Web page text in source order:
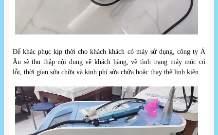
Để khác phục kịp thời cho khách khách có máy sử dụng, công ty Á
Âu sẽ thu thập nội dung về khách hàng, về tình trạng máy móc có
lỗi, thời gian sửa chữa và kinh phí sửa chữa hoặc thay thế linh kiện.